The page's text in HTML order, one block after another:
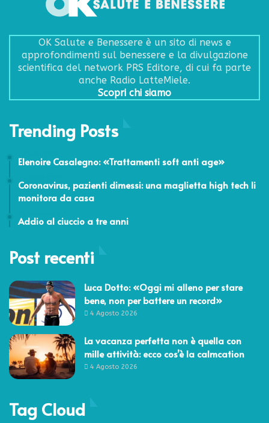
OK Salute e Benessere è un sito di news e
approfondimenti sul benessere e la divulgazione
scientifica del network PRS Editore, di cui fa parte
anche Radio LatteMiele.
Scopri chi siamo
Trending Posts
Elenoire Casalegno: «Trattamenti soft anti age»
Coronavirus, pazienti dimessi: una maglietta high tech li
monitora da casa
Addio al ciuccio a tre anni
Post recenti
Luca Dotto: «Oggi mi alleno per stare
bene, non per battere un record»
4 Agosto 2026
La vacanza perfetta non è quella con
mille attività: ecco cos’è la calmcation
4 Agosto 2026
Tag Cloud